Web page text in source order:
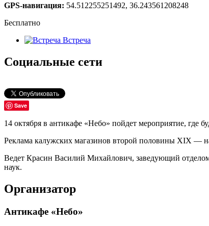
GPS-навигация: 54.512255251492, 36.243561208248
Бесплатно
Встреча
Социальные сети
Save
14 октября в антикафе «Небо» пойдет мероприятие, где
Реклама калужских магазинов второй половины XIX —
Ведет Красин Василий Михайлович, заведующий отделом
наук.
Организатор
Антикафе «Небо»